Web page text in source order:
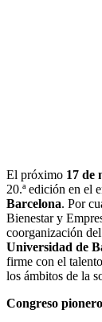
El próximo 17 de
20.ª edición en el
Barcelona. Por
Bienestar y
coorganización del
Universidad de
firme con el
los ámbitos de la
Congreso